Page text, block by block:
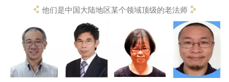
他们是中国大陆地区某个领域顶级的老法师